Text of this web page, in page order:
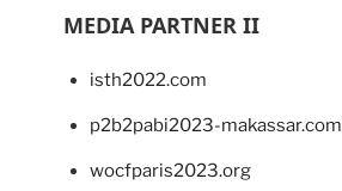
MEDIA PARTNER II
isth2022.com
p2b2pabi2023-makassar.com
wocfparis2023.org